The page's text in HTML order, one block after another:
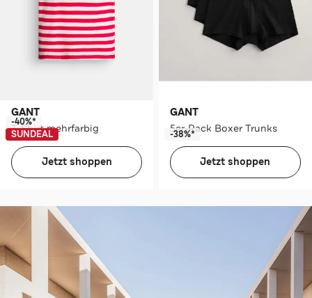
GANT
T-Shirt mehrfarbig
-40%*
SUNDEAL
Jetzt shoppen
GANT
5er-Pack Boxer Trunks
-38%*
Jetzt shoppen